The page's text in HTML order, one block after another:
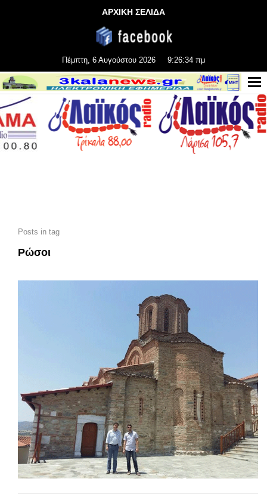
ΑΡΧΙΚΗ ΣΕΛΙΔΑ
Πέμπτη, 6 Αυγούστου 2026 9:26:36 πμ
Posts in tag
Ρώσοι